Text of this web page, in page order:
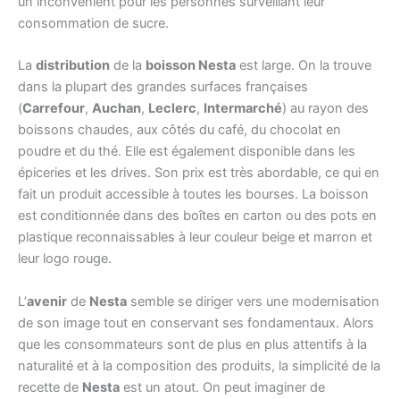
consommation de sucre.
La distribution de la boisson Nesta est large. On la trouve
dans la plupart des grandes surfaces françaises
(Carrefour, Auchan, Leclerc, Intermarché) au rayon des
boissons chaudes, aux côtés du café, du chocolat en
poudre et du thé. Elle est également disponible dans les
épiceries et les drives. Son prix est très abordable, ce qui en
fait un produit accessible à toutes les bourses. La boisson
est conditionnée dans des boîtes en carton ou des pots en
plastique reconnaissables à leur couleur beige et marron et
leur logo rouge.
L’avenir de Nesta semble se diriger vers une modernisation
de son image tout en conservant ses fondamentaux. Alors
que les consommateurs sont de plus en plus attentifs à la
naturalité et à la composition des produits, la simplicité de la
recette de Nesta est un atout. On peut imaginer de